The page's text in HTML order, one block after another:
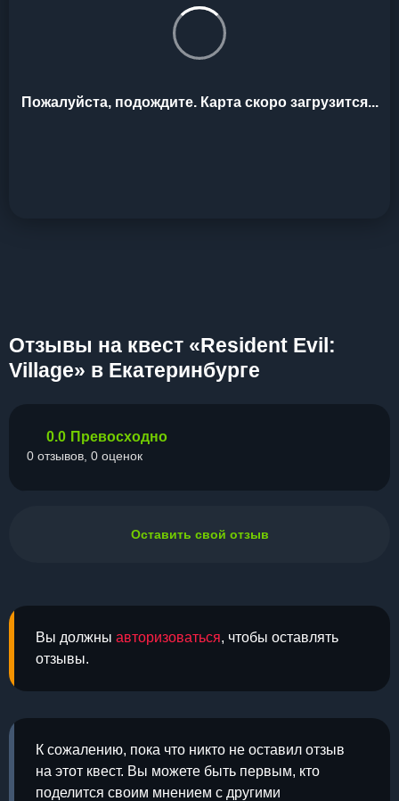
Пожалуйста, подождите. Карта скоро загрузится...
Отзывы на квест «Resident Evil:
Village» в Екатеринбурге
Вы должны авторизоваться, чтобы оставлять
отзывы.
К сожалению, пока что никто не оставил отзыв
на этот квест. Вы можете быть первым, кто
поделится своим мнением с другими
0.0 Превосходно
0 отзывов, 0 оценок
Оставить свой отзыв